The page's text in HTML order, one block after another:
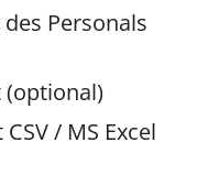
Personals
(optional)
/ MS Excel